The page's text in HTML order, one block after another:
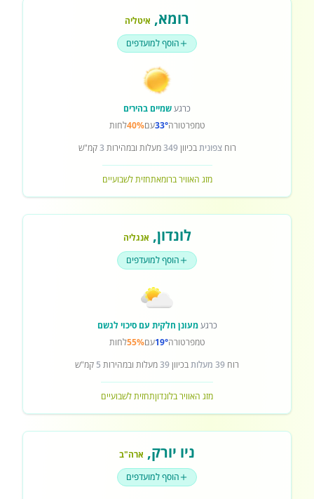
רומא, איטליה
הוסף למועדפים
כרגעשמיים בהירים
טמפרטורה33°עם40%לחות
רוחצפוניתבכיוון349מעלות ובמהירות 3קמ"ש
מזג האוויר ברומאתחזית לשבועיים
לונדון, אנגליה
הוסף למועדפים
כרגעמעונן חלקית עם סיכוי לגשם
טמפרטורה19°עם55%לחות
רוח 39 מעלות בכיוון39מעלות ובמהירות 5 קמ"ש
מזג האוויר בלונדוןתחזית לשבועיים
ניו יורק, ארה"ב
הוסף למועדפים